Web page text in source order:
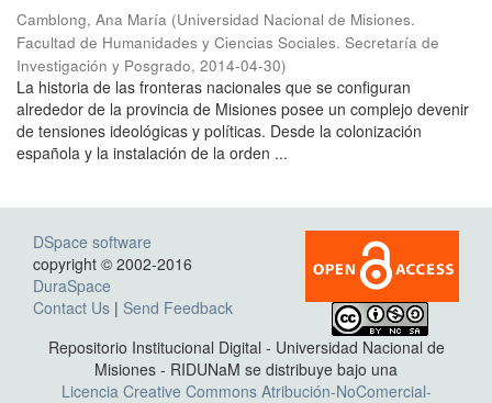
Camblong, Ana María (Universidad Nacional de Misiones.
Facultad de Humanidades y Ciencias Sociales. Secretaría de
Investigación y Posgrado, 2014-04-30)
La historia de las fronteras nacionales que se configuran
alrededor de la provincia de Misiones posee un complejo devenir
de tensiones ideológicas y políticas. Desde la colonización
española y la instalación de la orden ...
DSpace software
copyright © 2002-2016
DuraSpace
Contact Us | Send Feedback
Repositorio Institucional Digital - Universidad Nacional de
Misiones - RIDUNaM se distribuye bajo una
Licencia Creative Commons Atribución-NoComercial-